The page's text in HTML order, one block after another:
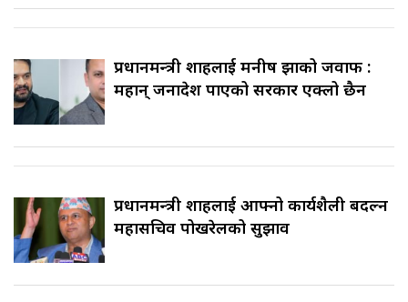
प्रधानमन्त्री शाहलाई मनीष झाको जवाफ :
महान् जनादेश पाएको सरकार एक्लो छैन
प्रधानमन्त्री शाहलाई आफ्नो कार्यशैली बदल्न
महासचिव पोखरेलको सुझाव